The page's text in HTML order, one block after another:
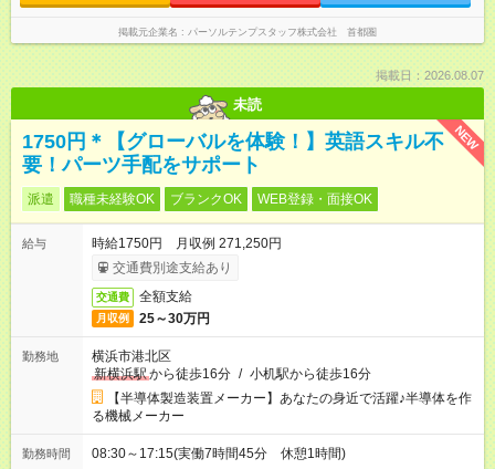
掲載元企業名 パーソルテンプスタッフ株式会社 首都圏
掲載日：2026.08.07
未読
NEW
1750円＊【グローバルを体験！】英語スキル不
要！パーツ手配をサポート
派遣 職種未経験OK ブランクOK WEB登録・面接OK
給与
時給1750円 月収例 271,250円
交通費別途支給あり
交通費 全額支給
月収例 25～30万円
勤務地
横浜市港北区
新横浜駅から徒歩16分 / 小机駅から徒歩16分
【半導体製造装置メーカー】あなたの身近で活躍♪半導体を作
る機械メーカー
勤務時間 08:30～17:15(実働7時間45分 休憩1時間)